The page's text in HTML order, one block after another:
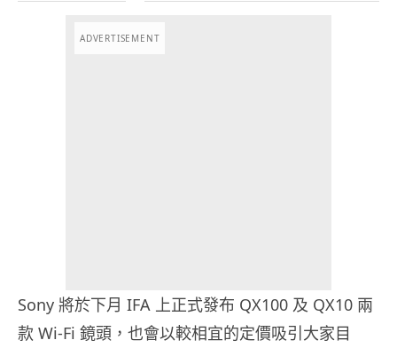
ADVERTISEMENT
Sony 將於下月 IFA 上正式發布 QX100 及 QX10 兩
款 Wi-Fi 鏡頭，也會以較相宜的定價吸引大家目